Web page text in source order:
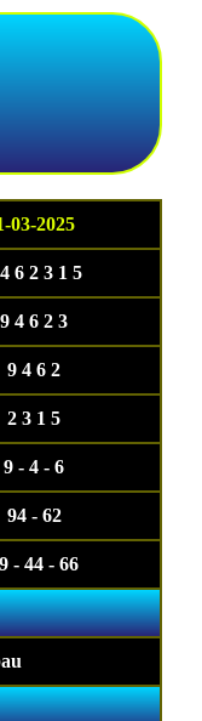
03-2025
6 2 3 1 5
9 4 6 2 3
9 4 6 2
2 3 1 5
9 - 4 - 6
94 - 62
- 44 - 66